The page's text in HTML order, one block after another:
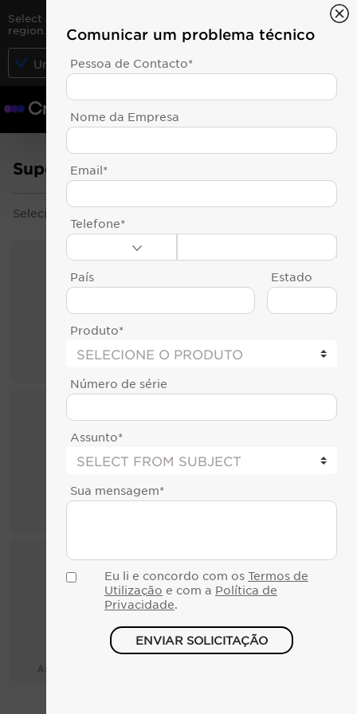
Comunicar um problema técnico
Pessoa de Contacto*
Nome da Empresa
Email*
Telefone*
País Estado
Produto*
Número de série
Assunto*
Sua mensagem*
Eu li e concordo com os Termos de
Utilização e com a Política de
Privacidade.
ENVIAR SOLICITAÇÃO
Select another country or territory to see content for your
region.
United States
Suporte
Selecione o produto ou tópico que lhe interessa.
Assistência ao Projeto
Opções de